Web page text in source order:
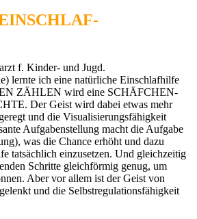
f. Kinder- und Jugd.
lernte ich eine natürliche Einschlafhilfe
ZÄHLEN wird eine SCHÄFCHEN-
Der Geist wird dabei etwas mehr
und die Visualisierungsfähigkeit
Aufgabenstellung macht die Aufgabe
was die Chance erhöht und dazu
tatsächlich einzusetzen. Und gleichzeitig
Schritte gleichförmig genug, um
Aber vor allem ist der Geist von
und die Selbstregulationsfähigkeit